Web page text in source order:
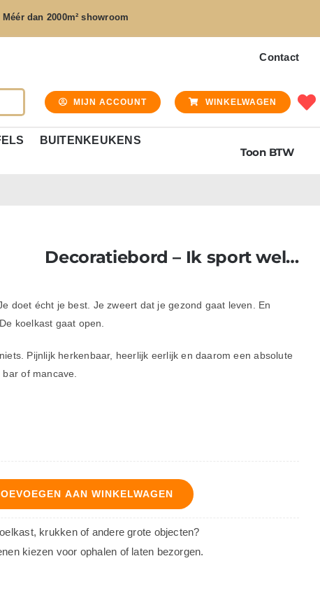
Méér dan 2000m² showroom
Contact
MIJN ACCOUNT WINKELWAGEN
BUITENKEUKENS
Toon BTW
Decoratiebord – Ik sport wel…
doet écht je best. Je zweert dat je gezond gaat leven. En
koelkast gaat open.
Pijnlijk herkenbaar, heerlijk eerlijk en daarom een absolute
of mancave.
AAN WINKELWAGEN
krukken of andere grote objecten?
kiezen voor ophalen of laten bezorgen.